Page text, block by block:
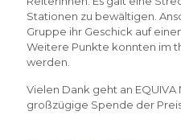
Stationen zu bewältigen.
Gruppe ihr Geschick auf
Weitere Punkte konnten im
werden.
Vielen Dank geht an
großzügige Spende der